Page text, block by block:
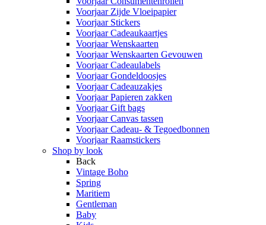
Voorjaar Zijde Vloeipapier
Voorjaar Stickers
Voorjaar Cadeaukaartjes
Voorjaar Wenskaarten
Voorjaar Wenskaarten Gevouwen
Voorjaar Cadeaulabels
Voorjaar Gondeldoosjes
Voorjaar Cadeauzakjes
Voorjaar Papieren zakken
Voorjaar Gift bags
Voorjaar Canvas tassen
Voorjaar Cadeau- & Tegoedbonnen
Voorjaar Raamstickers
Shop by look
Back
Vintage Boho
Spring
Maritiem
Gentleman
Baby